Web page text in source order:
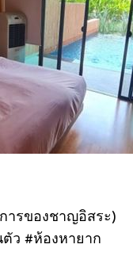
ารของชาญอิสระ)
ว #ห้องหายาก